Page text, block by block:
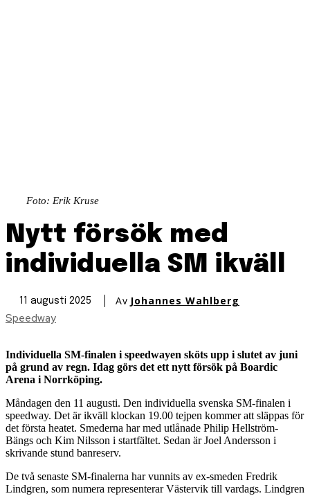
Foto: Erik Kruse
Nytt försök med
individuella SM ikväll
11 augusti 2025 Av Johannes Wahlberg
Speedway
Individuella SM-finalen i speedwayen sköts upp i slutet av juni
på grund av regn. Idag görs det ett nytt försök på Boardic
Arena i Norrköping.
Måndagen den 11 augusti. Den individuella svenska SM-finalen i
speedway. Det är ikväll klockan 19.00 tejpen kommer att släppas för
det första heatet. Smederna har med utlånade Philip Hellström-
Bängs och Kim Nilsson i startfältet. Sedan är Joel Andersson i
skrivande stund banreserv.
De två senaste SM-finalerna har vunnits av ex-smeden Fredrik
Lindgren, som numera representerar Västervik till vardags. Lindgren